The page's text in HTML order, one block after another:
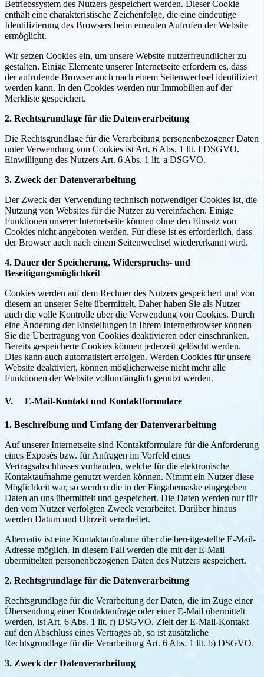
Betriebssystem des Nutzers gespeichert werden. Dieser Cookie
enthält eine charakteristische Zeichenfolge, die eine eindeutige
Identifizierung des Browsers beim erneuten Aufrufen der Website
ermöglicht.
Wir setzen Cookies ein, um unsere Website nutzerfreundlicher zu
gestalten. Einige Elemente unserer Internetseite erfordern es, dass
der aufrufende Browser auch nach einem Seitenwechsel identifiziert
werden kann. In den Cookies werden nur Immobilien auf der
Merkliste gespeichert.
2. Rechtsgrundlage für die Datenverarbeitung
Die Rechtsgrundlage für die Verarbeitung personenbezogener Daten
unter Verwendung von Cookies ist Art. 6 Abs. 1 lit. f DSGVO.
Einwilligung des Nutzers Art. 6 Abs. 1 lit. a DSGVO.
3. Zweck der Datenverarbeitung
Der Zweck der Verwendung technisch notwendiger Cookies ist, die
Nutzung von Websites für die Nutzer zu vereinfachen. Einige
Funktionen unserer Internetseite können ohne den Einsatz von
Cookies nicht angeboten werden. Für diese ist es erforderlich, dass
der Browser auch nach einem Seitenwechsel wiedererkannt wird.
4. Dauer der Speicherung, Widerspruchs- und
Beseitigungsmöglichkeit
Cookies werden auf dem Rechner des Nutzers gespeichert und von
diesem an unserer Seite übermittelt. Daher haben Sie als Nutzer
auch die volle Kontrolle über die Verwendung von Cookies. Durch
eine Änderung der Einstellungen in Ihrem Internetbrowser können
Sie die Übertragung von Cookies deaktivieren oder einschränken.
Bereits gespeicherte Cookies können jederzeit gelöscht werden.
Dies kann auch automatisiert erfolgen. Werden Cookies für unsere
Website deaktiviert, können möglicherweise nicht mehr alle
Funktionen der Website vollumfänglich genutzt werden.
V. E-Mail-Kontakt und Kontaktformulare
1. Beschreibung und Umfang der Datenverarbeitung
Auf unserer Internetseite sind Kontaktformulare für die Anforderung
eines Exposès bzw. für Anfragen im Vorfeld eines
Vertragsabschlusses vorhanden, welche für die elektronische
Kontaktaufnahme genutzt werden können. Nimmt ein Nutzer diese
Möglichkeit war, so werden die in der Eingabemaske eingegeben
Daten an uns übermittelt und gespeichert. Die Daten werden nur für
den vom Nutzer verfolgten Zweck verarbeitet. Darüber hinaus
werden Datum und Uhrzeit verarbeitet.
Alternativ ist eine Kontaktaufnahme über die bereitgestellte E-Mail-
Adresse möglich. In diesem Fall werden die mit der E-Mail
übermittelten personenbezogenen Daten des Nutzers gespeichert.
2. Rechtsgrundlage für die Datenverarbeitung
Rechtsgrundlage für die Verarbeitung der Daten, die im Zuge einer
Übersendung einer Kontaktanfrage oder einer E-Mail übermittelt
werden, ist Art. 6 Abs. 1 lit. f) DSGVO. Zielt der E-Mail-Kontakt
auf den Abschluss eines Vertrages ab, so ist zusätzliche
Rechtsgrundlage für die Verarbeitung Art. 6 Abs. 1 lit. b) DSGVO.
3. Zweck der Datenverarbeitung